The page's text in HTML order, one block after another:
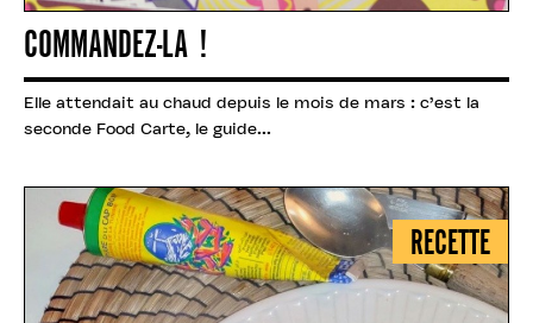
COMMANDEZ-LA !
Elle attendait au chaud depuis le mois de mars : c’est la
seconde Food Carte, le guide...
RECETTE